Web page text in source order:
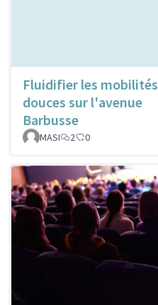
Fluidifier les mobilités
douces sur l'avenue
Barbusse
MASI 2 0